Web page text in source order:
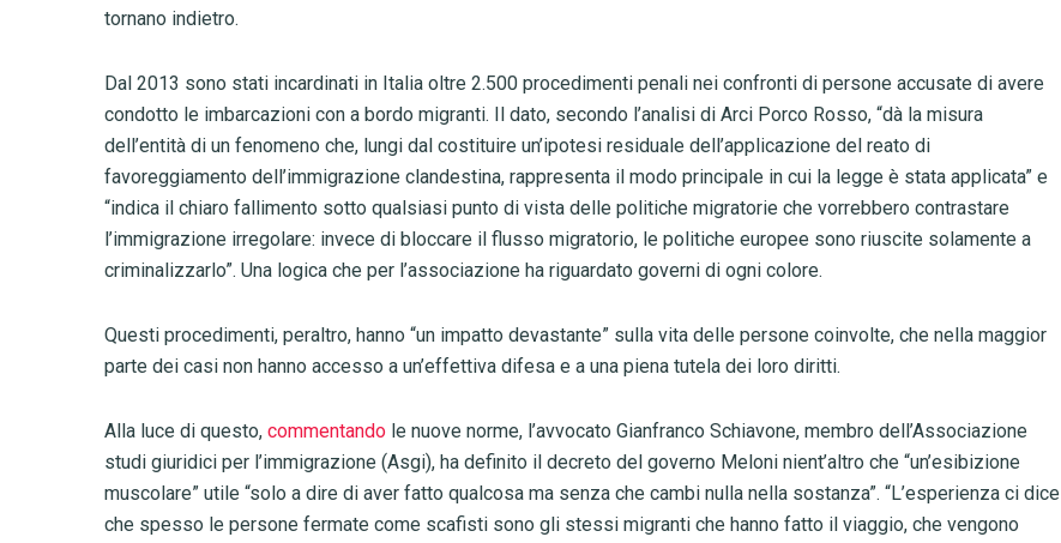
tornano indietro.
Dal 2013 sono stati incardinati in Italia oltre 2.500 procedimenti penali nei confronti di persone accusate di avere
condotto le imbarcazioni con a bordo migranti. Il dato, secondo l’analisi di Arci Porco Rosso, “dà la misura
dell’entità di un fenomeno che, lungi dal costituire un’ipotesi residuale dell’applicazione del reato di
favoreggiamento dell’immigrazione clandestina, rappresenta il modo principale in cui la legge è stata applicata” e
“indica il chiaro fallimento sotto qualsiasi punto di vista delle politiche migratorie che vorrebbero contrastare
l’immigrazione irregolare: invece di bloccare il flusso migratorio, le politiche europee sono riuscite solamente a
criminalizzarlo”. Una logica che per l’associazione ha riguardato governi di ogni colore.
Questi procedimenti, peraltro, hanno “un impatto devastante” sulla vita delle persone coinvolte, che nella maggior
parte dei casi non hanno accesso a un’effettiva difesa e a una piena tutela dei loro diritti.
Alla luce di questo, commentando le nuove norme, l’avvocato Gianfranco Schiavone, membro dell’Associazione
studi giuridici per l’immigrazione (Asgi), ha definito il decreto del governo Meloni nient’altro che “un’esibizione
muscolare” utile “solo a dire di aver fatto qualcosa ma senza che cambi nulla nella sostanza”. “L’esperienza ci dice
che spesso le persone fermate come scafisti sono gli stessi migranti che hanno fatto il viaggio, che vengono